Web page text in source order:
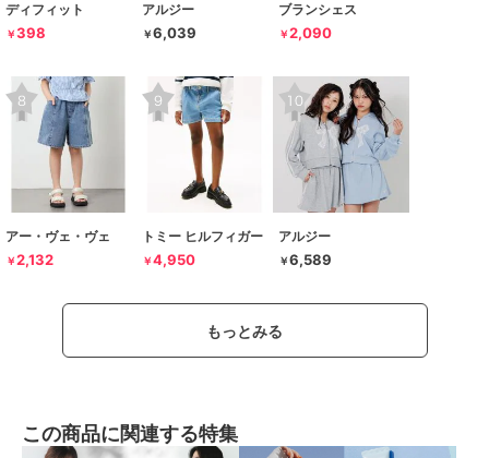
ディフィット
￥398
アルジー
￥6,039
ブランシェス
￥2,090
アー・ヴェ・ヴェ
￥2,132
トミー ヒルフィガー
￥4,950
アルジー
￥6,589
もっとみる
この商品に関連する特集